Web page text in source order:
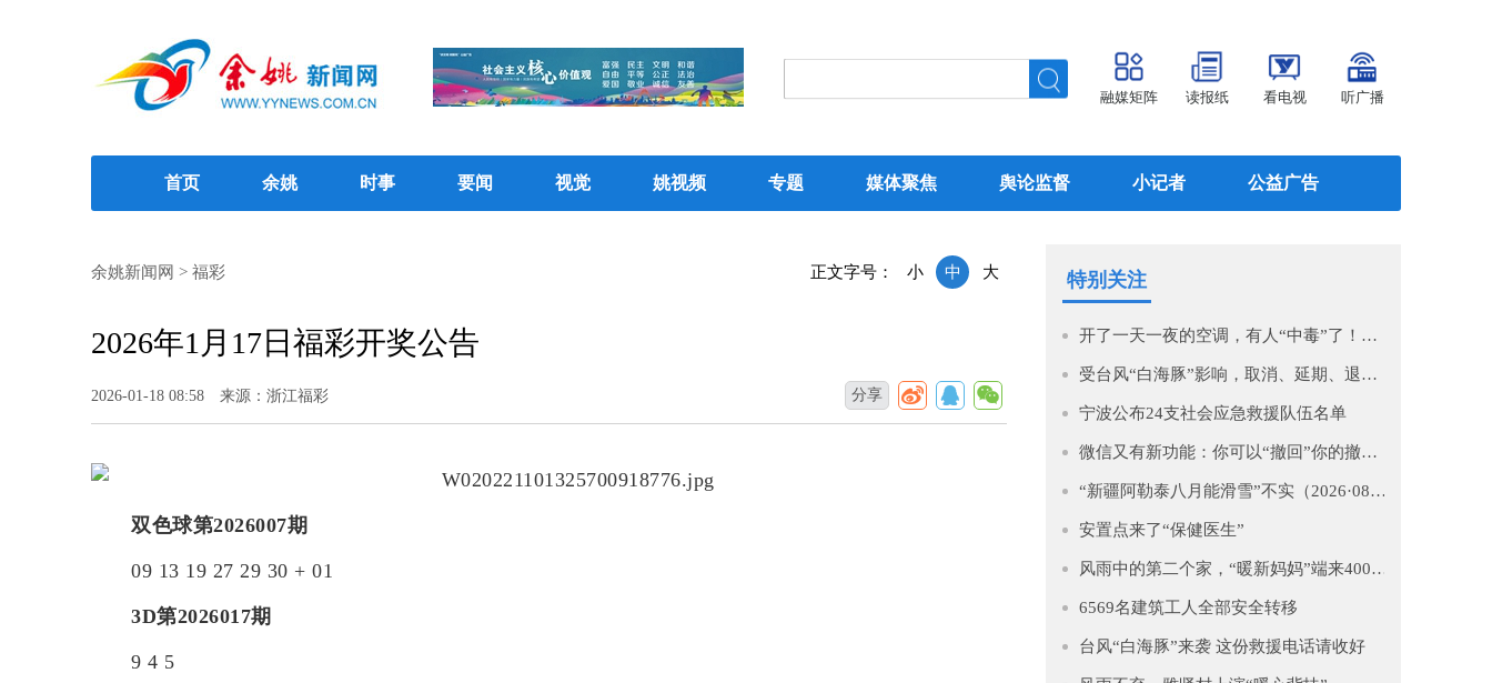
融媒矩阵 读报纸 看电视 听广播
首页 余姚 时事 要闻 视觉 姚视频 专题 媒体聚焦 舆论监督 小记者 公益广告
正文字号： 小 中 大
余姚新闻网 > 福彩
2026年1月17日福彩开奖公告
2026-01-18 08:58 来源：浙江福彩 分享
双色球第2026007期
09 13 19 27 29 30 + 01
3D第2026017期
9 4 5
特别关注
开了一天一夜的空调，有人“中毒”了！医生提醒→
受台风“白海豚”影响，取消、延期、退款！
宁波公布24支社会应急救援队伍名单
微信又有新功能：你可以“撤回”你的撤回了！
“新疆阿勒泰八月能滑雪”不实（2026·08·07）
安置点来了“保健医生”
风雨中的第二个家，“暖新妈妈”端来4000多只水饺慰藉异乡人
6569名建筑工人全部安全转移
台风“白海豚”来袭 这份救援电话请收好